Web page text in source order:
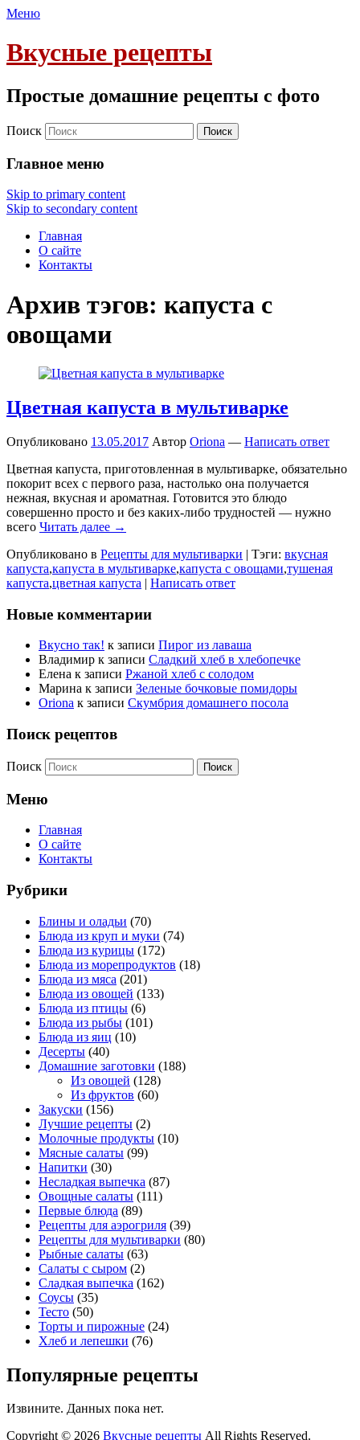
Меню
Вкусные рецепты
Простые домашние рецепты с фото
Поиск
Главное меню
Skip to primary content
Skip to secondary content
Главная
О сайте
Контакты
Архив тэгов: капуста с
овощами
Цветная капуста в мультиварке
Опубликовано 13.05.2017 Автор Oriona — Написать ответ
Цветная капуста, приготовленная в мультиварке, обязательно
покорит всех с первого раза, настолько она получается
нежная, вкусная и ароматная. Готовится это блюдо
совершенно просто и без каких-либо трудностей — нужно
всего Читать далее →
Опубликовано в Рецепты для мультиварки | Тэги: вкусная
капуста,капуста в мультиварке,капуста с овощами,тушеная
капуста,цветная капуста | Написать ответ
Новые комментарии
Вкусно так! к записи Пирог из лаваша
Владимир к записи Сладкий хлеб в хлебопечке
Елена к записи Ржаной хлеб с солодом
Марина к записи Зеленые бочковые помидоры
Oriona к записи Скумбрия домашнего посола
Поиск рецептов
Поиск
Меню
Главная
О сайте
Контакты
Рубрики
Блины и оладьи (70)
Блюда из круп и муки (74)
Блюда из курицы (172)
Блюда из морепродуктов (18)
Блюда из мяса (201)
Блюда из овощей (133)
Блюда из птицы (6)
Блюда из рыбы (101)
Блюда из яиц (10)
Десерты (40)
Домашние заготовки (188)
Из овощей (128)
Из фруктов (60)
Закуски (156)
Лучшие рецепты (2)
Молочные продукты (10)
Мясные салаты (99)
Напитки (30)
Несладкая выпечка (87)
Овощные салаты (111)
Первые блюда (89)
Рецепты для аэрогриля (39)
Рецепты для мультиварки (80)
Рыбные салаты (63)
Салаты с сыром (2)
Сладкая выпечка (162)
Соусы (35)
Тесто (50)
Торты и пирожные (24)
Хлеб и лепешки (76)
Популярные рецепты
Извините. Данных пока нет.
Copyright © 2026 Вкусные рецепты All Rights Reserved.